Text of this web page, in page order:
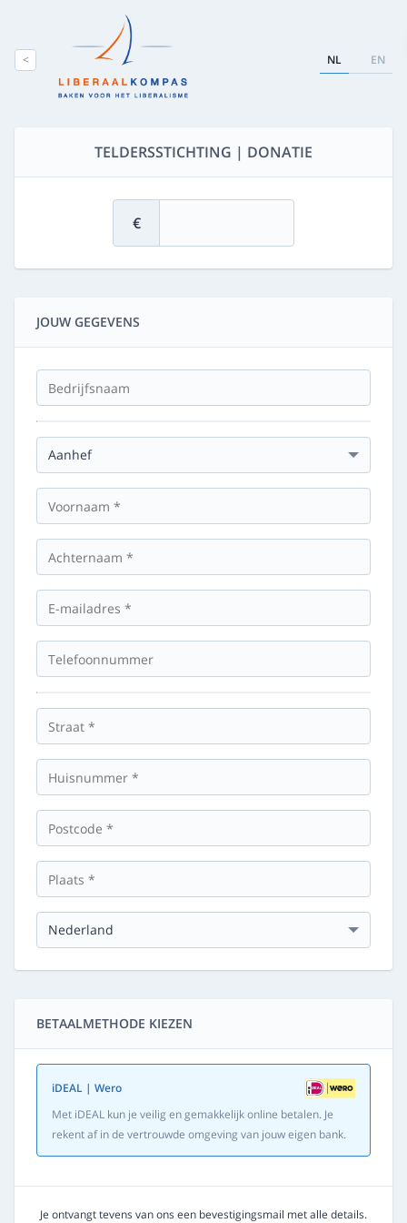
< NL EN
TELDERSSTICHTING | DONATIE
€
JOUW GEGEVENS
BETAALMETHODE KIEZEN
iDEAL | Wero
Met iDEAL kun je veilig en gemakkelijk online betalen. Je
rekent af in de vertrouwde omgeving van jouw eigen bank.
Je ontvangt tevens van ons een bevestigingsmail met alle details.